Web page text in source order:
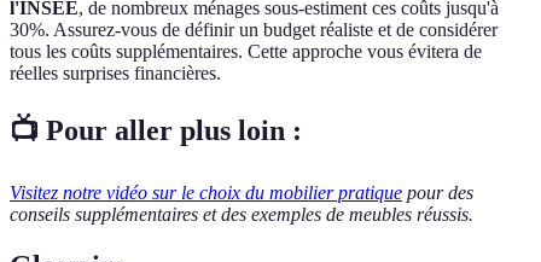
l'INSEE, de nombreux ménages sous-estiment ces coûts jusqu'à
30%. Assurez-vous de définir un budget réaliste et de considérer
tous les coûts supplémentaires. Cette approche vous évitera de
réelles surprises financières.
📺 Pour aller plus loin :
Visitez notre vidéo sur le choix du mobilier pratique pour des
conseils supplémentaires et des exemples de meubles réussis.